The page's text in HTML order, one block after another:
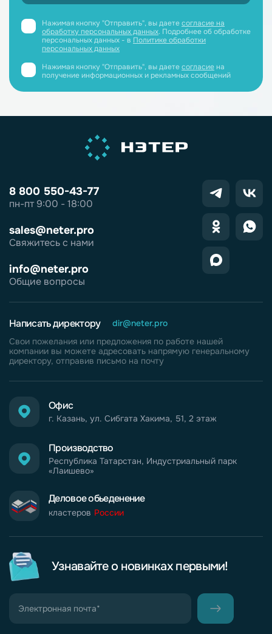
Нажимая кнопку "Отправить", вы даетесогласие на
обработку персональных данных. Подробнее об обработке
персональных данных - в Политике обработки
персональных данных
Нажимая кнопку "Отправить", вы даетесогласиена
получение информационных и рекламных сообщений
8 800 550-43-77
пн-пт 9:00 - 18:00
sales@neter.pro
Свяжитесь с нами
info@neter.pro
Общие вопросы
Деловое обьеденение
кластеров России
Производство
Республика Татарстан, Индустриальный парк
«Лаишево»
Офис
г. Казань, ул. Сибгата Хакима, 51, 2 этаж
Написать директору
dir@neter.pro
Свои пожелания или предложения по работе нашей
компании вы можете адресовать напрямую генеральному
директору, отправив письмо на почту
Узнавайте о новинках первыми!